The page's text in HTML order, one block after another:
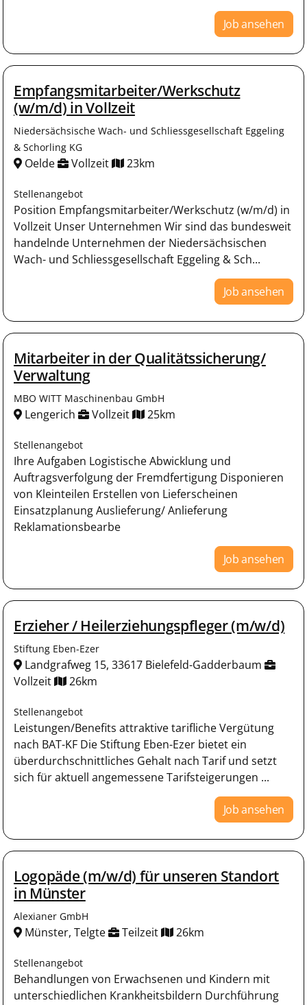
Job ansehen
Empfangsmitarbeiter/Werkschutz
(w/m/d) in Vollzeit
Niedersächsische Wach- und Schliessgesellschaft Eggeling
& Schorling KG
Oelde Vollzeit 23km
Stellenangebot
Position Empfangsmitarbeiter/Werkschutz (w/m/d) in
Vollzeit Unser Unternehmen Wir sind das bundesweit
handelnde Unternehmen der Niedersächsischen
Wach- und Schliessgesellschaft Eggeling & Sch...
Job ansehen
Mitarbeiter in der Qualitätssicherung/
Verwaltung
MBO WITT Maschinenbau GmbH
Lengerich Vollzeit 25km
Stellenangebot
Ihre Aufgaben Logistische Abwicklung und
Auftragsverfolgung der Fremdfertigung Disponieren
von Kleinteilen Erstellen von Lieferscheinen
Einsatzplanung Auslieferung/ Anlieferung
Reklamationsbearbe
Job ansehen
Erzieher / Heilerziehungspfleger (m/w/d)
Stiftung Eben-Ezer
Landgrafweg 15, 33617 Bielefeld-Gadderbaum
Vollzeit
26km
Stellenangebot
Leistungen/Benefits attraktive tarifliche Vergütung
nach BAT-KF Die Stiftung Eben-Ezer bietet ein
überdurchschnittliches Gehalt nach Tarif und setzt
sich für aktuell angemessene Tarifsteigerungen ...
Job ansehen
Logopäde (m/w/d) für unseren Standort
in Münster
Alexianer GmbH
Münster, Telgte Teilzeit 26km
Stellenangebot
Behandlungen von Erwachsenen und Kindern mit
unterschiedlichen Krankheitsbildern Durchführung